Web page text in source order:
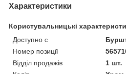
Характеристики
Користувальницькі
Доступно с
Номер позиції
Відділ продажів
1 шт.